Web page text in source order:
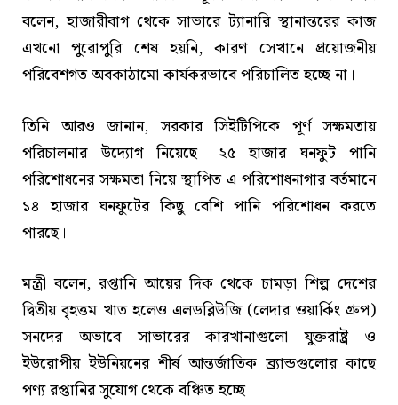
বলেন, হাজারীবাগ থেকে সাভারে ট্যানারি স্থানান্তরের কাজ
এখনো পুরোপুরি শেষ হয়নি, কারণ সেখানে প্রয়োজনীয়
পরিবেশগত অবকাঠামো কার্যকরভাবে পরিচালিত হচ্ছে না।
তিনি আরও জানান, সরকার সিইটিপিকে পূর্ণ সক্ষমতায়
পরিচালনার উদ্যোগ নিয়েছে। ২৫ হাজার ঘনফুট পানি
পরিশোধনের সক্ষমতা নিয়ে স্থাপিত এ পরিশোধনাগার বর্তমানে
১৪ হাজার ঘনফুটের কিছু বেশি পানি পরিশোধন করতে
পারছে।
মন্ত্রী বলেন, রপ্তানি আয়ের দিক থেকে চামড়া শিল্প দেশের
দ্বিতীয় বৃহত্তম খাত হলেও এলডব্লিউজি (লেদার ওয়ার্কিং গ্রুপ)
সনদের অভাবে সাভারের কারখানাগুলো যুক্তরাষ্ট্র ও
ইউরোপীয় ইউনিয়নের শীর্ষ আন্তর্জাতিক ব্র্যান্ডগুলোর কাছে
পণ্য রপ্তানির সুযোগ থেকে বঞ্চিত হচ্ছে।